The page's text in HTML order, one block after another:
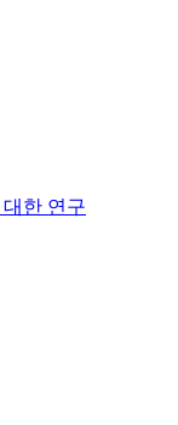
한 연구